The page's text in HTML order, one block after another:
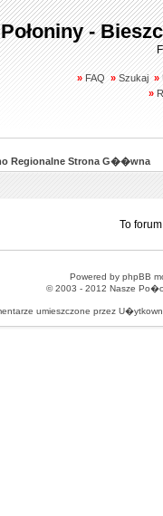
-
» FAQ » Szukaj »
»
Regionalne Strona G��wna
To
Powered by phpBB
© 2003 - 2012 Nasze
umieszczone przez